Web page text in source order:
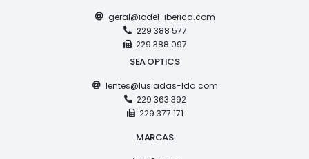
geral@iodel-iberica.com
229 388 577
229 388 097
SEA OPTICS
lentes@lusiadas-lda.com
229 363 392
229 377 171
MARCAS